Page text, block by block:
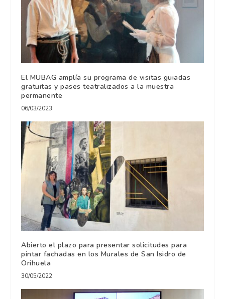
El MUBAG amplía su programa de visitas guiadas
gratuitas y pases teatralizados a la muestra
permanente
06/03/2023
Abierto el plazo para presentar solicitudes para
pintar fachadas en los Murales de San Isidro de
Orihuela
30/05/2022